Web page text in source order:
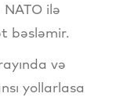
ilə
bəsləmir.
və
yollarlasa